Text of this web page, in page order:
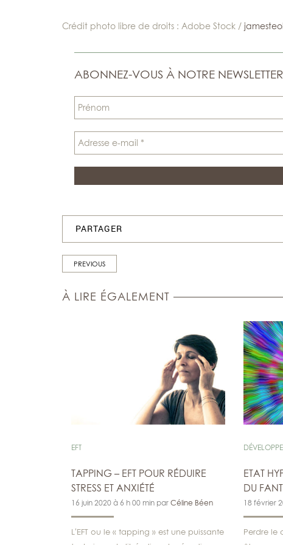
Crédit photo libre de droits : Adobe Stock /
ABONNEZ-VOUS À NOTRE NEWSLETTER
PARTAGER
PREVIOUS
À LIRE ÉGALEMENT
EFT
TAPPING – EFT POUR RÉDUIRE
STRESS ET ANXIÉTÉ
16 juin 2020 à 6 h 00 min par Céline Béen
L’EFT ou le « tapping » est une puissante
ETAT
DU
18 février
Perdre le